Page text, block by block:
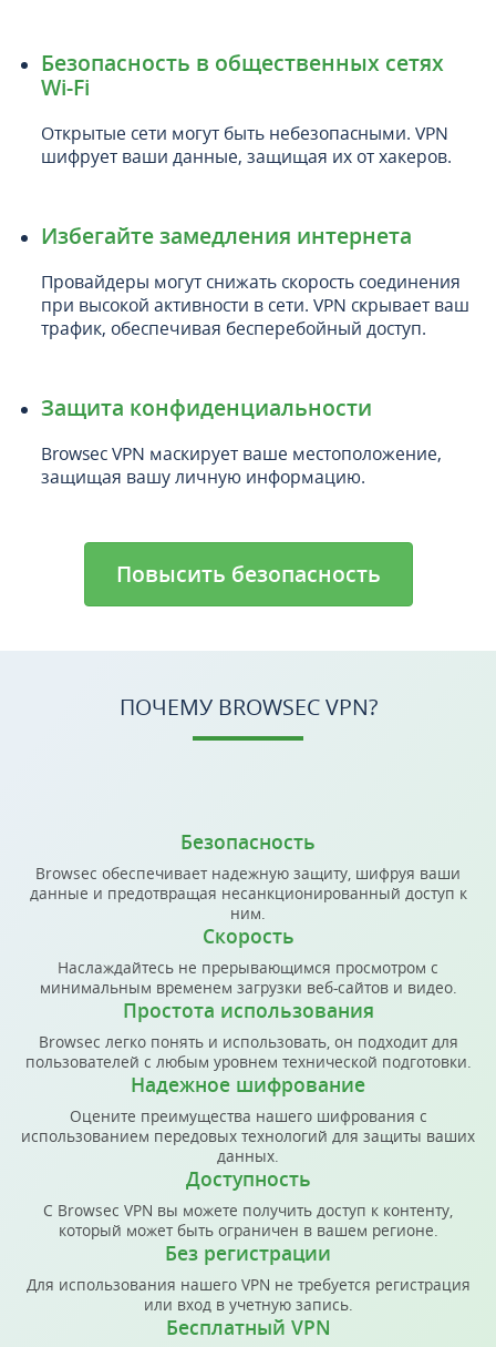
Безопасность в общественных сетях
Wi-Fi
Открытые сети могут быть небезопасными. VPN
шифрует ваши данные, защищая их от хакеров.
Избегайте замедления интернета
Провайдеры могут снижать скорость соединения
при высокой активности в сети. VPN скрывает ваш
трафик, обеспечивая бесперебойный доступ.
Защита конфиденциальности
Browsec VPN маскирует ваше местоположение,
защищая вашу личную информацию.
Повысить безопасность
ПОЧЕМУ BROWSEC VPN?
Безопасность
Browsec обеспечивает надежную защиту, шифруя ваши
данные и предотвращая несанкционированный доступ к
ним.
Скорость
Наслаждайтесь не прерывающимся просмотром с
минимальным временем загрузки веб-сайтов и видео.
Простота использования
Browsec легко понять и использовать, он подходит для
пользователей с любым уровнем технической подготовки.
Надежное шифрование
Оцените преимущества нашего шифрования с
использованием передовых технологий для защиты ваших
данных.
Доступность
С Browsec VPN вы можете получить доступ к контенту,
который может быть ограничен в вашем регионе.
Без регистрации
Для использования нашего VPN не требуется регистрация
или вход в учетную запись.
Бесплатный VPN